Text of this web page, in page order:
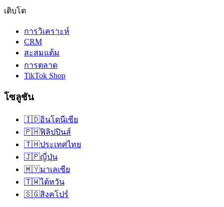
เติบโต
การวิเคราะห์
CRM
สะสมแต้ม
การตลาด
TikTok Shop
โซลูชัน
🇮🇩อินโดนีเซีย
🇵🇭ฟิลิปปินส์
🇹🇭ประเทศไทย
🇯🇵ญี่ปุ่น
🇲🇾มาเลเซีย
🇹🇼ไต้หวัน
🇸🇬สิงคโปร์